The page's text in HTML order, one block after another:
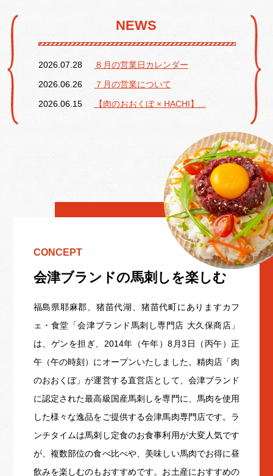
NEWS
2026.07.28
８月の営業日カレンダー
2026.06.26
７月の営業について
2026.06.15
【肉のおおくぼ × HACHI】...
CONCEPT
会津ブランドの馬刺しを楽しむ
福島県耶麻郡、猪苗代湖、猪苗代町にありますカフ
ェ・食堂「会津ブランド馬刺し専門店 大久保商店」
は、ゲンを担ぎ、2014年（午年）8月3日（丙午）正
午（午の時刻）にオープンいたしました。精肉店「肉
のおおくぼ」が運営する直営店として、会津ブランド
に認定された最高級国産馬刺しを専門に、馬肉を使用
した様々な逸品をご提供する会津馬肉専門店です。ラ
ンチタイムは馬刺し定食のお食事利用が大変人気です
が、複数部位の食べ比べや、美味しい馬肉でお得に昼
飲みを楽しむのもおすすめです。お土産におすすめの